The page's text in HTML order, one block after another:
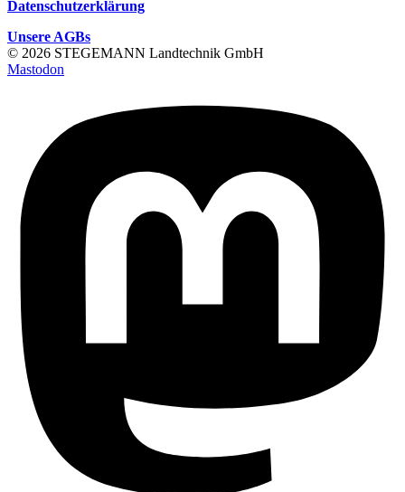
Datenschutzerklärung
Unsere AGBs
© 2026 STEGEMANN Landtechnik GmbH
Mastodon